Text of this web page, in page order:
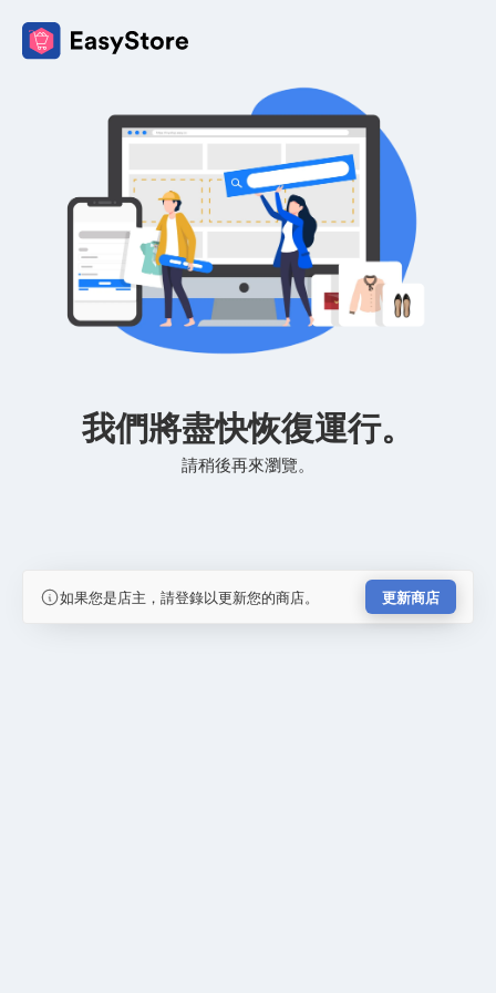
我們將盡快恢復運行。
請稍後再來瀏覽。
如果您是店主，請登錄以更新您的商店。 更新商店